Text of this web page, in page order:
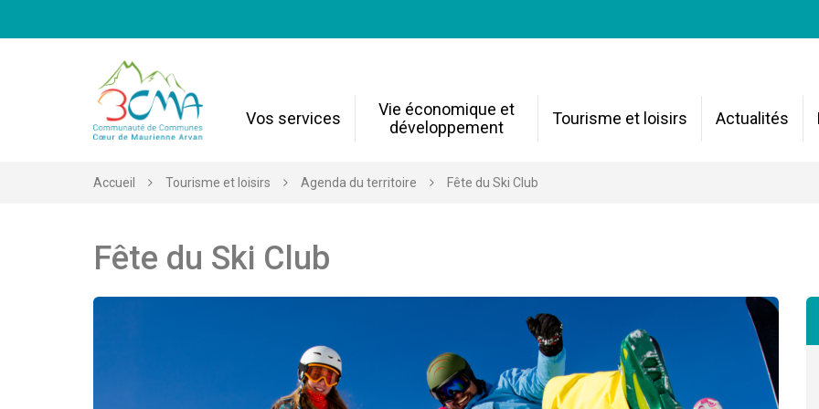
Vos services
Vie économique et
développement
Tourisme et loisirs Actualités
Accueil Tourisme et loisirs Agenda du territoire Fête du Ski Club
Fête du Ski Club